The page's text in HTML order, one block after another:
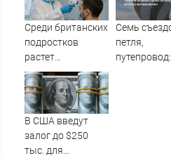
Среди британских
подростков
растет
распространение
вейпов с
наркотиками
Семь
петля,
В США введут
залог до $250
тыс. для